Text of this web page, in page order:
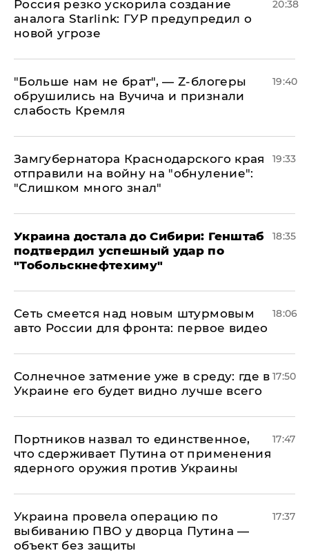
​Россия резко ускорила создание
аналога Starlink: ГУР предупредил о
новой угрозе
20:38
​"Больше нам не брат", — Z-блогеры
обрушились на Вучича и признали
слабость Кремля
19:40
Замгубернатора Краснодарского края
отправили на войну на "обнуление":
"Слишком много знал"
19:33
Украина достала до Сибири: Генштаб
подтвердил успешный удар по
"Тобольскнефтехиму"
18:35
Сеть смеется над новым штурмовым
авто России для фронта: первое видео
18:06
​Солнечное затмение уже в среду: где в
Украине его будет видно лучше всего
17:50
Портников назвал то единственное,
что сдерживает Путина от применения
ядерного оружия против Украины
17:47
Украина провела операцию по
выбиванию ПВО у дворца Путина —
объект без защиты
17:37